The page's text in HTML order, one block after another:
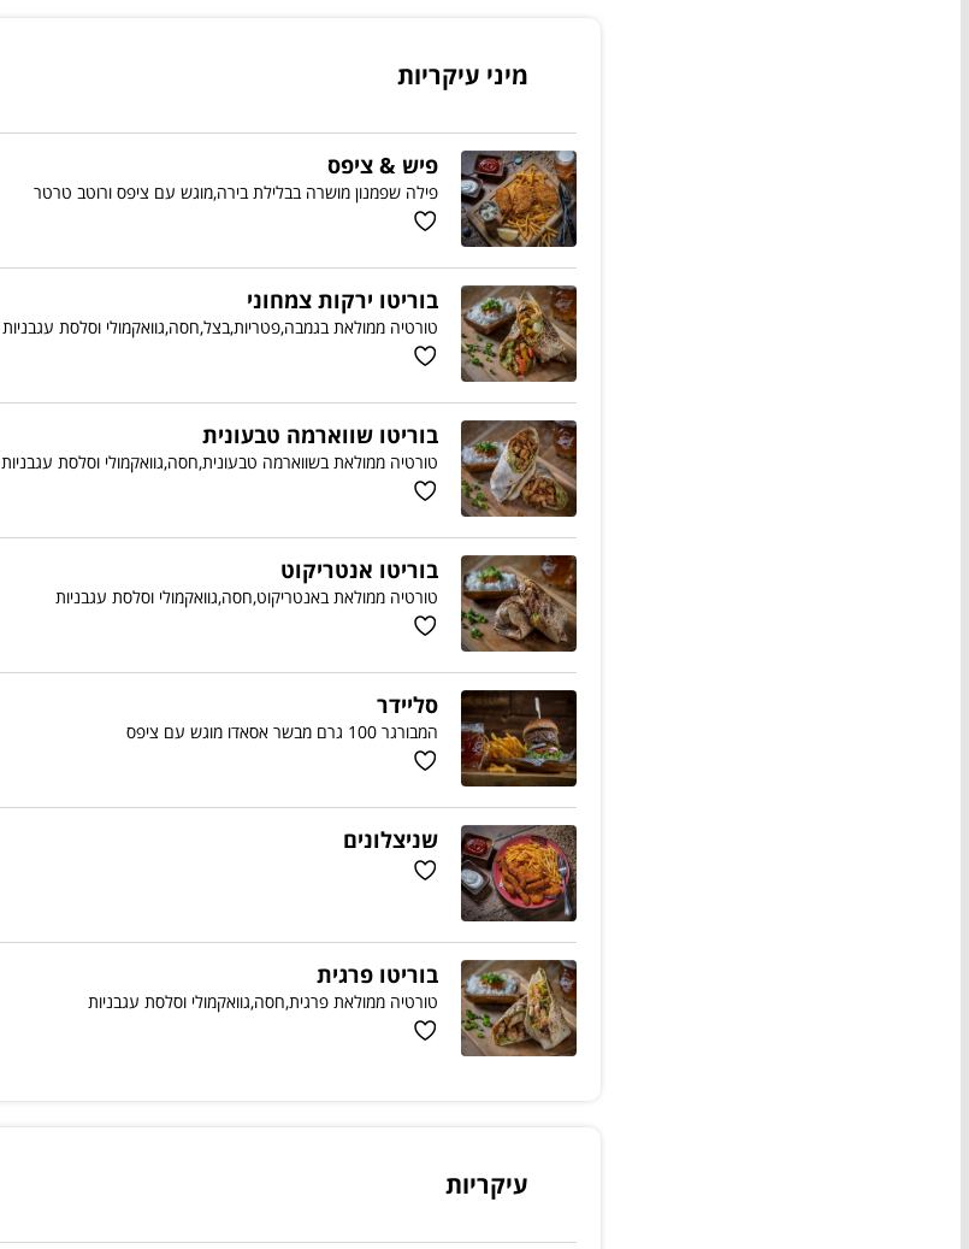
מיני עיקריות
פיש & ציפס
פילה שפמנון מושרה בבלילת בירה,מוגש עם ציפס ורוטב טרטר
בוריטו ירקות צמחוני
טורטיה ממולאת בגמבה,פטריות,בצל,חסה,גוואקמולי וסלסת עגבניות
בוריטו שווארמה טבעונית
טורטיה ממולאת בשווארמה טבעונית,חסה,גוואקמולי וסלסת עגבניות
בוריטו אנטריקוט
טורטיה ממולאת באנטריקוט,חסה,גוואקמולי וסלסת עגבניות
סליידר
המבורגר 100 גרם מבשר אסאדו מוגש עם ציפס
שניצלונים
בוריטו פרגית
טורטיה ממולאת פרגית,חסה,גוואקמולי וסלסת עגבניות
עיקריות